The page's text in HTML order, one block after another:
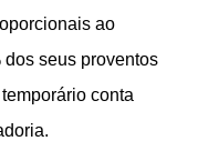
ao
seus proventos
conta